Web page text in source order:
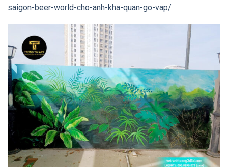
saigon-beer-world-cho-anh-kha-quan-go-vap/